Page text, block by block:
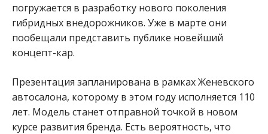
погружается в разработку нового поколения
гибридных внедорожников. Уже в марте они
пообещали представить публике новейший
концепт-кар.
Презентация запланирована в рамках Женевского
автосалона, которому в этом году исполняется 110
лет. Модель станет отправной точкой в новом
курсе развития бренда. Есть вероятность, что